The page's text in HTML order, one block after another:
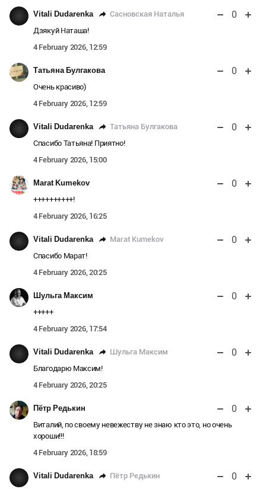
Vitali Dudarenka Сасновская Наталья 0
Дзякуй Наташа!
4 February 2026, 12:59
Татьяна Булгакова 0
Очень красиво)
4 February 2026, 12:59
Vitali Dudarenka Татьяна Булгакова 0
Спасибо Татьяна! Приятно!
4 February 2026, 15:00
Marat Kumekov 0
++++++++++!
4 February 2026, 16:25
Vitali Dudarenka Marat Kumekov 0
Спасибо Марат!
4 February 2026, 20:25
Шульга Максим 0
+++++
4 February 2026, 17:54
Vitali Dudarenka Шульга Максим 0
Благодарю Максим!
4 February 2026, 20:25
Пётр Редькин 0
Виталий, по своему невежеству не знаю кто это, но очень
хороши!!!
4 February 2026, 18:59
Vitali Dudarenka Пётр Редькин 0